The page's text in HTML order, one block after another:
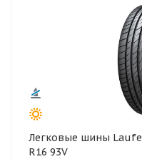
Легковые шины
R16 93V